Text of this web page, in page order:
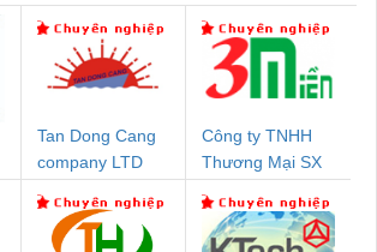
Tan Dong Cang
company LTD
Công ty TNHH
Thương Mại SX